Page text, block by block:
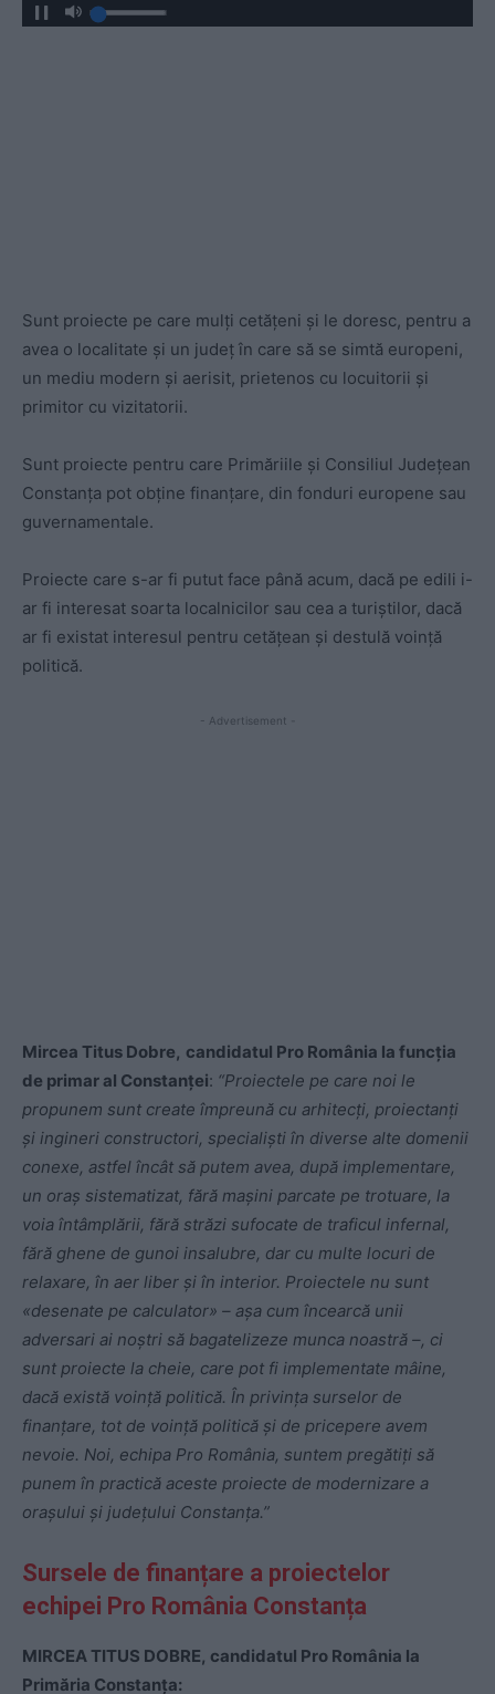
Sunt proiecte pe care mulți cetățeni și le doresc, pentru a
avea o localitate și un județ în care să se simtă europeni,
un mediu modern și aerisit, prietenos cu locuitorii și
primitor cu vizitatorii.
Sunt proiecte pentru care Primăriile și Consiliul Județean
Constanța pot obține finanțare, din fonduri europene sau
guvernamentale.
Proiecte care s-ar fi putut face până acum, dacă pe edili i-
ar fi interesat soarta localnicilor sau cea a turiștilor, dacă
ar fi existat interesul pentru cetățean și destulă voință
politică.
- Advertisement -
Mircea Titus Dobre, candidatul Pro România la funcția
de primar al Constanței: “Proiectele pe care noi le
propunem sunt create împreună cu arhitecți, proiectanți
și ingineri constructori, specialiști în diverse alte domenii
conexe, astfel încât să putem avea, după implementare,
un oraș sistematizat, fără mașini parcate pe trotuare, la
voia întâmplării, fără străzi sufocate de traficul infernal,
fără ghene de gunoi insalubre, dar cu multe locuri de
relaxare, în aer liber și în interior. Proiectele nu sunt
«desenate pe calculator» – așa cum încearcă unii
adversari ai noștri să bagatelizeze munca noastră –, ci
sunt proiecte la cheie, care pot fi implementate mâine,
dacă există voință politică. În privința surselor de
finanțare, tot de voință politică și de pricepere avem
nevoie. Noi, echipa Pro România, suntem pregătiți să
punem în practică aceste proiecte de modernizare a
orașului și județului Constanța.”
Sursele de finanțare a proiectelor
echipei Pro România Constanța
MIRCEA TITUS DOBRE, candidatul Pro România la
Primăria Constanța: